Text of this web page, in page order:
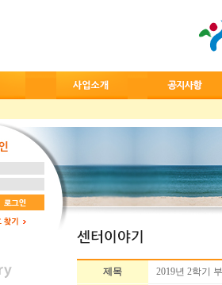
제목 2019년 2학기